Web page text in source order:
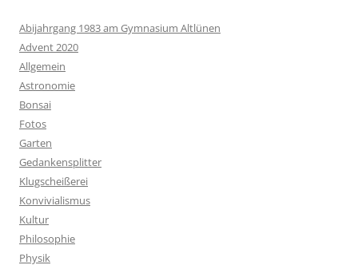
Abijahrgang 1983 am Gymnasium Altlünen
Advent 2020
Allgemein
Astronomie
Bonsai
Fotos
Garten
Gedankensplitter
Klugscheißerei
Konvivialismus
Kultur
Philosophie
Physik